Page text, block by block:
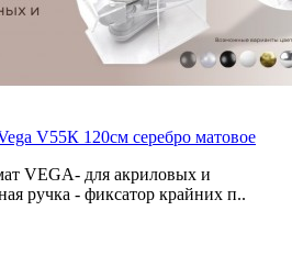
V55К 120см серебро матовое
VEGA- для акриловых и
ручка - фиксатор крайних п..